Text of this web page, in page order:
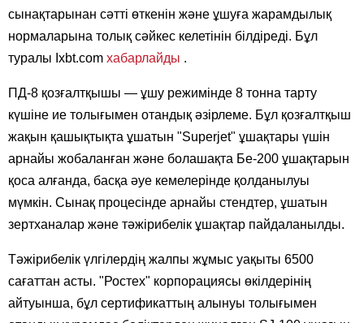
сынақтарынан сәтті өткенін және ұшуға жарамдылық
нормаларына толық сәйкес келетінін білдіреді. Бұл
туралы Ixbt.com хабарлайды .
ПД-8 қозғалтқышы — ұшу режимінде 8 тонна тарту
күшіне ие толығымен отандық әзірлеме. Бұл қозғалтқыш
жақын қашықтықта ұшатын "Superjet" ұшақтары үшін
арнайы жобаланған және болашақта Бе-200 ұшақтарын
қоса алғанда, басқа әуе кемелерінде қолданылуы
мүмкін. Сынақ процесінде арнайы стендтер, ұшатын
зертханалар және тәжірибелік ұшақтар пайдаланылды.
Тәжірибелік үлгілердің жалпы жұмыс уақыты 6500
сағаттан асты. "Ростех" корпорациясы өкілдерінің
айтуынша, бұл сертификаттың алынуы толығымен